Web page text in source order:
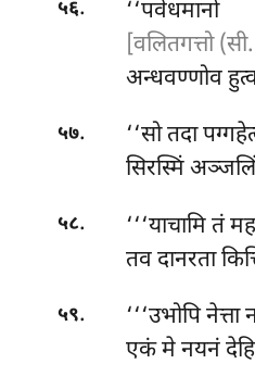
५६.
[वलितगत्तो
अन्धवण्णोव
५७. ‘‘सोतदा
सिरस्मिं
५८.
‘‘‘याचामि तं
तव दानरता
५९. ‘‘‘उभोपि
एकं मे नयनं